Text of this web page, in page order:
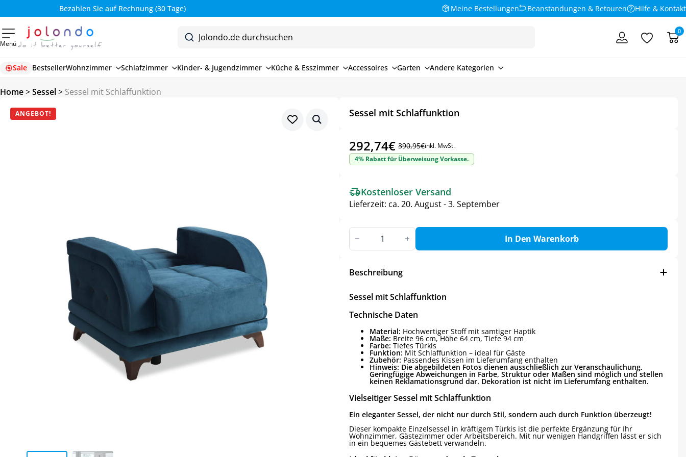
Bezahlen Sie auf Rechnung (30 Tage) Meine Bestellungen Beanstandungen & Retouren Hilfe & Kontakt
Menü
0
Sale BestsellerWohnzimmer Schlafzimmer Kinder- & Jugendzimmer Küche & Esszimmer Accessoires Garten Andere Kategorien
Home>Sessel> Sessel mit Schlaffunktion
ANGEBOT! Sessel mit Schlaffunktion
390,95€
Ursprünglicher
Preis
390,95€
292,74€
Aktueller
Preis
292,74€.
inkl. MwSt.
4% Rabatt für Überweisung Vorkasse.
Kostenloser Versand
Lieferzeit: ca. 20. August - 3. September
Sessel
mit
Schlaffunktion
In Den Warenkorb
Beschreibung
Sessel mit Schlaffunktion
Technische Daten
Material: Hochwertiger Stoff mit samtiger Haptik
Maße: Breite 96 cm, Höhe 64 cm, Tiefe 94 cm
Farbe: Tiefes Türkis
Funktion: Mit Schlaffunktion – ideal für Gäste
Zubehör: Passendes Kissen im Lieferumfang enthalten
Hinweis: Die abgebildeten Fotos dienen ausschließlich zur Veranschaulichung.
Geringfügige Abweichungen in Farbe, Struktur oder Maßen sind möglich und stellen
keinen Reklamationsgrund dar. Dekoration ist nicht im Lieferumfang enthalten.
Vielseitiger Sessel mit Schlaffunktion
Ein eleganter Sessel, der nicht nur durch Stil, sondern auch durch Funktion überzeugt!
Dieser kompakte Einzelsessel in kräftigem Türkis ist die perfekte Ergänzung für Ihr
Wohnzimmer, Gästezimmer oder Arbeitsbereich. Mit nur wenigen Handgriffen lässt er sich
in ein bequemes Gästebett verwandeln.